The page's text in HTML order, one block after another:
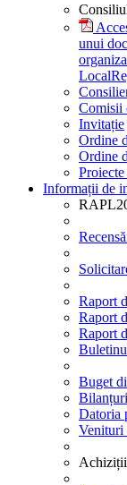
unui
Local
Comisii
Invitație
Ordine
Ordine
Informații de
Raport
Raport
Raport
Buget
Datoria
Venituri